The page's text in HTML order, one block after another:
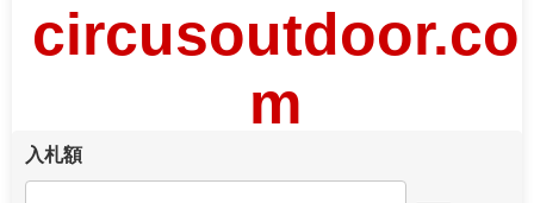
circusoutdoor.co
m
入札額